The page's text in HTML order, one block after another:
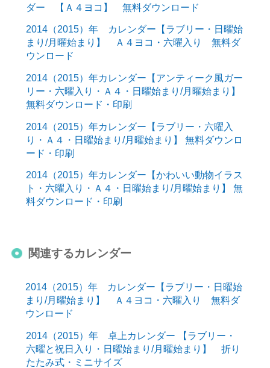
ダー 【Ａ４ヨコ】 無料ダウンロード
2014（2015）年 カレンダー【ラブリー・日曜始
まり/月曜始まり】 Ａ４ヨコ・六曜入り 無料ダ
ウンロード
2014（2015）年カレンダー【アンティーク風ガー
リー・六曜入り・Ａ４・日曜始まり/月曜始まり】
無料ダウンロード・印刷
2014（2015）年カレンダー【ラブリー・六曜入
り・Ａ４・日曜始まり/月曜始まり】 無料ダウンロ
ード・印刷
2014（2015）年カレンダー【かわいい動物イラス
ト・六曜入り・Ａ４・日曜始まり/月曜始まり】 無
料ダウンロード・印刷
関連するカレンダー
2014（2015）年 カレンダー【ラブリー・日曜始
まり/月曜始まり】 Ａ４ヨコ・六曜入り 無料ダ
ウンロード
2014（2015）年 卓上カレンダー 【ラブリー・
六曜と祝日入り・日曜始まり/月曜始まり】 折り
たたみ式・ミニサイズ